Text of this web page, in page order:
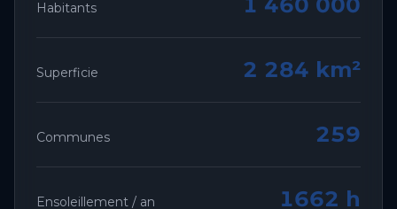
Habitants
Superficie 2 284 km²
Communes 259
Ensoleillement / an 1662 h